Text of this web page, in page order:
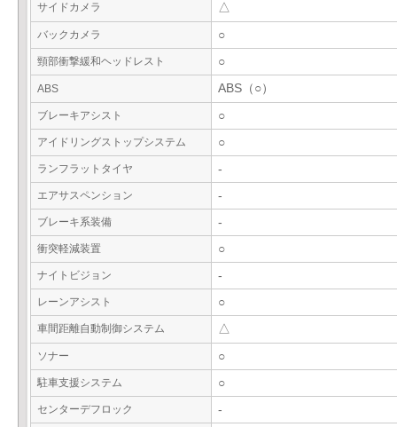
サイドカメラ △
バックカメラ ○
頸部衝撃緩和ヘッドレスト ○
ABS ABS（○）
ブレーキアシスト ○
アイドリングストップシステム ○
ランフラットタイヤ -
エアサスペンション -
ブレーキ系装備 -
衝突軽減装置 ○
ナイトビジョン -
レーンアシスト ○
車間距離自動制御システム △
ソナー ○
駐車支援システム ○
センターデフロック -